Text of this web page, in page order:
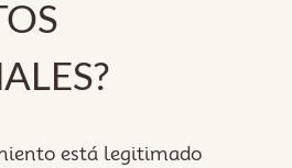
está legitimado